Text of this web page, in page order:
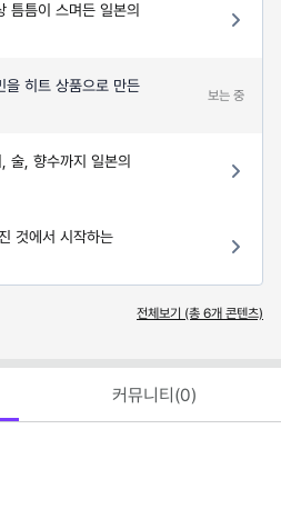
틈틈이 스며든 일본의
을 히트 상품으로 만든
보는 중
술, 향수까지 일본의
것에서 시작하는
전체보기 (총 6개 콘텐츠)
커뮤니티(0)